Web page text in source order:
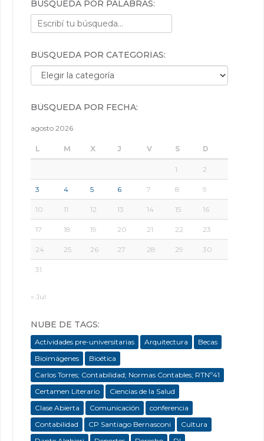
BÚSQUEDA POR PALABRAS:
BÚSQUEDA POR CATEGORÍAS:
Búsqueda por categorías:
BÚSQUEDA POR FECHA:
agosto 2026
L M X J V S D
1 2
3 4 5 6 7 8 9
10 11 12 13 14 15 16
17 18 19 20 21 22 23
24 25 26 27 28 29 30
31
« Jul
NUBE DE TAGS:
Actividades pre-universitarias Arquitectura
Becas
Bioimágenes
Bioética
Carlos Torres; Contabilidad; Normas Contables; RTNº41
Certamen Literario
Ciencias de la Salud
Clase Abierta
Comunicación
conferencia
Contabilidad
CP Santiago Bernasconi
Cultura